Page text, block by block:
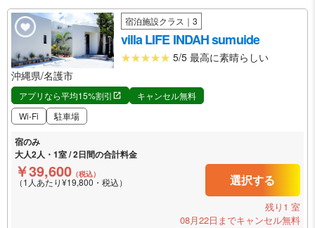
宿泊施設クラス｜3
villa LIFE INDAH sumuide
5/5 最高に素晴らしい
沖縄県/名護市
アプリなら平均15%割引
キャンセル無料
Wi-Fi
駐車場
宿のみ
大人2人・1室 / 2日間の合計料金
￥39,600 （税込）
（1人あたり¥19,800・税込） 選択する
残り1 室
08月22日までキャンセル無料